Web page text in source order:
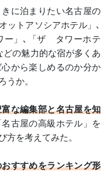
に泊まりたい名古屋の
ットアソシアホテル」､
ー」､「ザ タワーホテ
の魅力的な宿が多くあ
から楽しめるのか分か
うか。
な編集部と名古屋を知
古屋の高級ホテル」を
方を考えてみた。
すすめをランキング形